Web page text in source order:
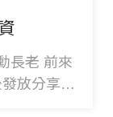
長老 前來
放分享愛